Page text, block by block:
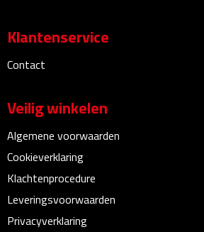
Notitieboeken en Schriften
Memoboekjes
Memo sets
Unieke memo's
Klantenservice
Contact
Veilig winkelen
Algemene voorwaarden
Cookieverklaring
Klachtenprocedure
Leveringsvoorwaarden
Privacyverklaring